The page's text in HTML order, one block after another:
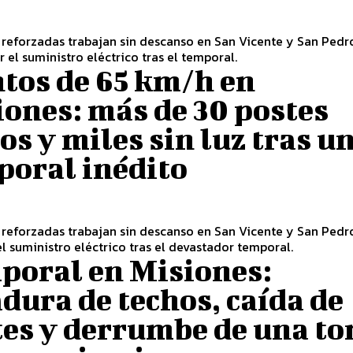
trabajan sin descanso en San Vicente y San
el suministro eléctrico tras el temporal.
de 65 km/h en
más de 30 postes
y miles sin luz tras
inédito
trabajan sin descanso en San Vicente y San
suministro eléctrico tras el devastador temporal.
en Misiones:
de techos, caída de
y derrumbe de una